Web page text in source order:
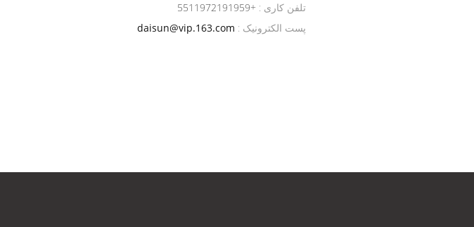
تلفن کاری : +5511972191959
پست الکترونیک : daisun@vip.163.com